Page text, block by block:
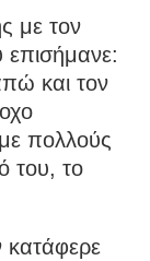
με τον
και τον
πολλούς
του, το
κατάφερε